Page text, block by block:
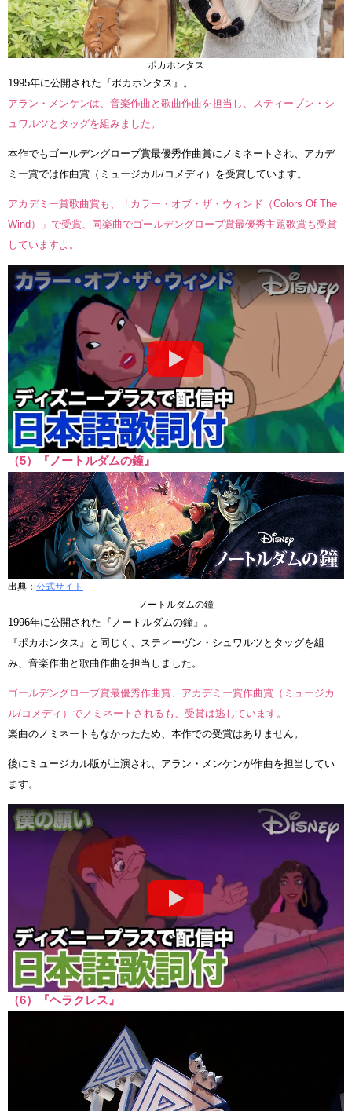
ポカホンタス
1995年に公開された『ポカホンタス』。
アラン・メンケンは、音楽作曲と歌曲作曲を担当し、スティーブン・シ
ュワルツとタッグを組みました。
本作でもゴールデングローブ賞最優秀作曲賞にノミネートされ、アカデ
ミー賞では作曲賞（ミュージカル/コメディ）を受賞しています。
アカデミー賞歌曲賞も、「カラー・オブ・ザ・ウィンド（Colors Of The
Wind）」で受賞、同楽曲でゴールデングローブ賞最優秀主題歌賞も受賞
していますよ。
（5）『ノートルダムの鐘』
出典： 公式サイト
ノートルダムの鐘
1996年に公開された『ノートルダムの鐘』。
『ポカホンタス』と同じく、スティーヴン・シュワルツとタッグを組
み、音楽作曲と歌曲作曲を担当しました。
ゴールデングローブ賞最優秀作曲賞、アカデミー賞作曲賞（ミュージカ
ル/コメディ）でノミネートされるも、受賞は逃しています。
楽曲のノミネートもなかったため、本作での受賞はありません。
後にミュージカル版が上演され、アラン・メンケンが作曲を担当してい
ます。
（6）『ヘラクレス』